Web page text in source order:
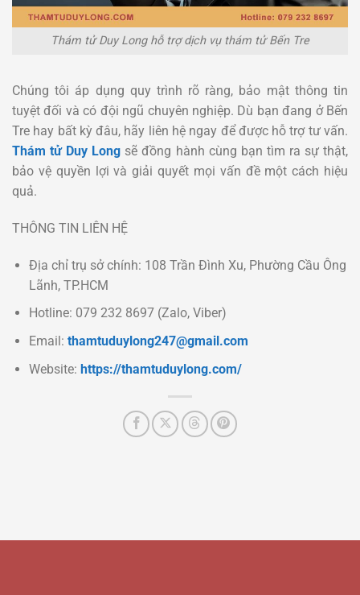
Thám tử Duy Long hỗ trợ dịch vụ thám tử Bến Tre
Chúng tôi áp dụng quy trình rõ ràng, bảo mật thông tin
tuyệt đối và có đội ngũ chuyên nghiệp. Dù bạn đang ở Bến
Tre hay bất kỳ đâu, hãy liên hệ ngay để được hỗ trợ tư vấn.
Thám tử Duy Long sẽ đồng hành cùng bạn tìm ra sự thật,
bảo vệ quyền lợi và giải quyết mọi vấn đề một cách hiệu
quả.
THÔNG TIN LIÊN HỆ
Địa chỉ trụ sở chính: 108 Trần Đình Xu, Phường Cầu Ông
Lãnh, TP.HCM
Hotline: 079 232 8697 (Zalo, Viber)
Email: thamtuduylong247@gmail.com
Website: https://thamtuduylong.com/